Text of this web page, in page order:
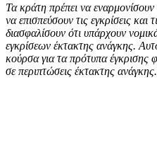
Τα κράτη πρέπει να εναρμονίσουν
να επισπεύσουν τις εγκρίσεις και
διασφαλίσουν ότι υπάρχουν
εγκρίσεων έκτακτης ανάγκης.
κούρσα για τα πρότυπα έγκρισης
σε περιπτώσεις έκτακτης ανάγκης.